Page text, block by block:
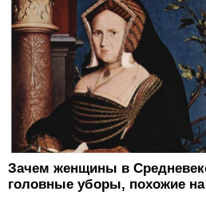
Зачем женщины в
головные уборы, похожие